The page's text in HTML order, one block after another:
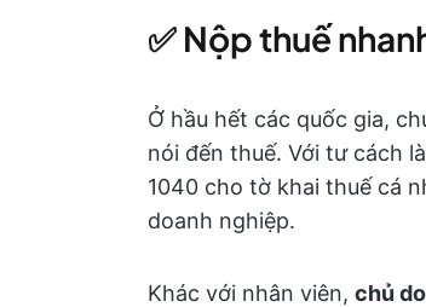
✅ Nộp thuế
Ở hầu hết các quốc gia,
nói đến thuế. Với tư cách
1040 cho tờ khai thuế cá
doanh nghiệp.
Khác với nhân viên, chủ